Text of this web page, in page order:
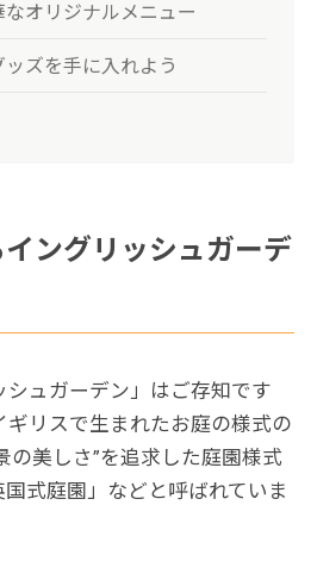
オリジナルメニュー
ズを手に入れよう
ングリッシュガーデ
ュガーデン」はご存知です
リスで生まれたお庭の様式の
の美しさ”を追求した庭園様式
式庭園」などと呼ばれていま